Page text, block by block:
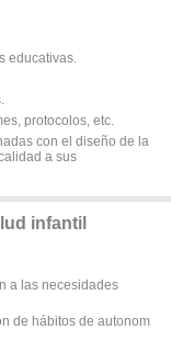
educativas.
protocolos, etc.
con el diseño de la
a sus
infantil
a las necesidades
de hábitos de autonom